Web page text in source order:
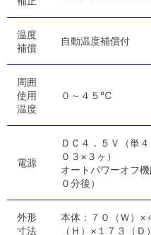
温度
補償
自動温度補償付
周囲
使用
温度
０～４５℃
電源
ＤＣ４．５Ｖ（単
０３×３ヶ）
オートパワーオフ機
０分後）
外形
寸法
本体：７０（Ｗ）×
（Ｈ）×１７３（Ｄ